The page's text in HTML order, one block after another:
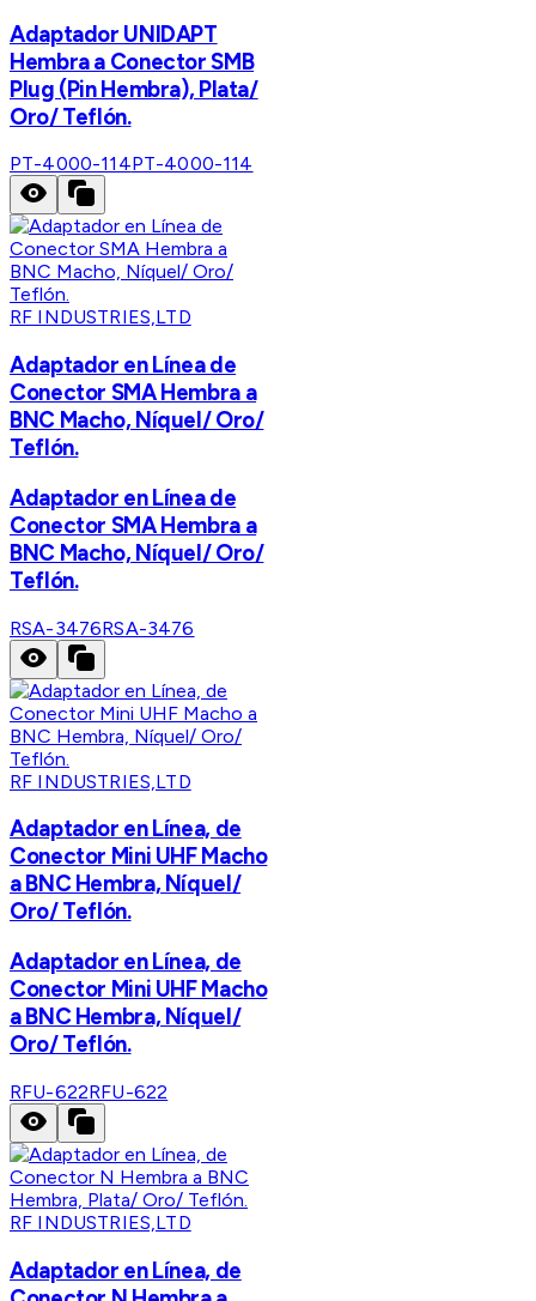
Adaptador UNIDAPT
Hembra a Conector SMB
Plug (Pin Hembra), Plata/
Oro/ Teflón.
PT-4000-114PT-4000-114
RF INDUSTRIES,LTD
Adaptador en Línea de
Conector SMA Hembra a
BNC Macho, Níquel/ Oro/
Teflón.
Adaptador en Línea de
Conector SMA Hembra a
BNC Macho, Níquel/ Oro/
Teflón.
RSA-3476RSA-3476
RF INDUSTRIES,LTD
Adaptador en Línea, de
Conector Mini UHF Macho
a BNC Hembra, Níquel/
Oro/ Teflón.
Adaptador en Línea, de
Conector Mini UHF Macho
a BNC Hembra, Níquel/
Oro/ Teflón.
RFU-622RFU-622
RF INDUSTRIES,LTD
Adaptador en Línea, de